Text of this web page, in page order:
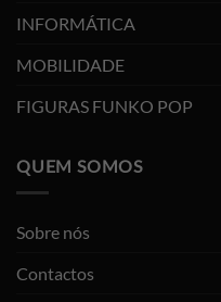
INFORMÁTICA
MOBILIDADE
FIGURAS FUNKO POP
QUEM SOMOS
Sobre nós
Contactos